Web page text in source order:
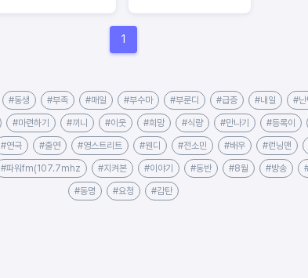
공개
1
#동생 #부족 #매일 #부수마 #부룬디 #급증 #내일 #난
#마련하기 #끼니 #이웃 #희망 #식량 #만나기 #등록이
#연극 #출연 #영스트리트 #웬디 #전소민 #배우 #런닝맨
#파워fm(107.7mhz #지켜본 #이야기 #동반 #8월 #방송
#동명 #요청 #감탄